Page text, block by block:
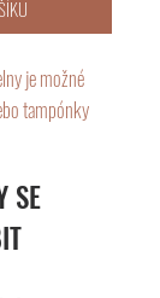
je možné
tampónky
SE